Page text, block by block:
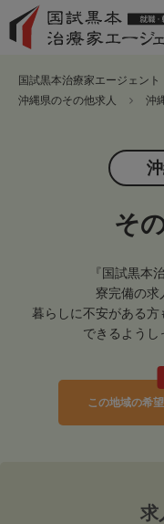
国試黒本治療家エージェント
沖縄県のその他求人
沖
そ
『国試黒本
寮完備の求
暮らしに不安がある方
できるようし
この地域の希
求